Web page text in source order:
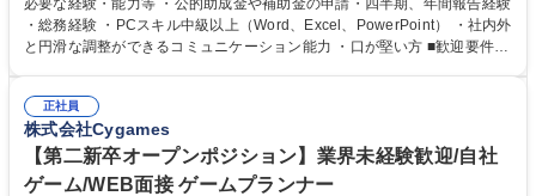
プの業務内容】 ・人事制度関連 ・採用活動 ・教育研修の企画、実行 ・勤
怠管理 ・官公庁への各種提出 ・法定の会議運営（評議員会、理事会） ・
管理 ・福利厚生関連 ・職員からの問合せ、相談対応 ・その他日常の総務
業務全般 募集職種 【東京／文京区】公益財団法人の総務人事業務／年間
休日125日
必要な経験・能力等 ・公的助成金や補助金の申請・四半期、年間報告経験
・総務経験 ・PCスキル中級以上（Word、Excel、PowerPoint） ・社内外
と円滑な調整ができるコミュニケーション能力 ・口が堅い方 ■歓迎要件
正社員
株式会社Cygames
【第二新卒オープンポジション】業界未経験歓迎/自社
ゲーム/WEB面接 ゲームプランナー